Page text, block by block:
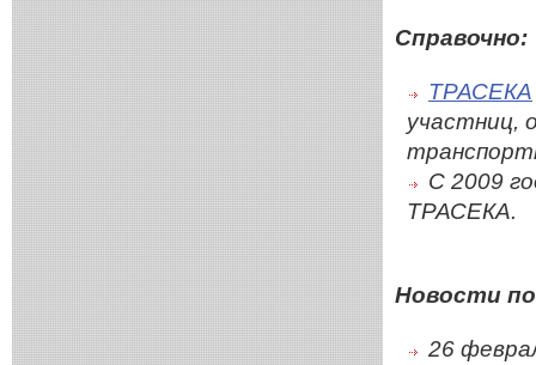
Справочно:
ТРАСЕКА
участниц,
С 2009
ТРАСЕКА.
Новости
26